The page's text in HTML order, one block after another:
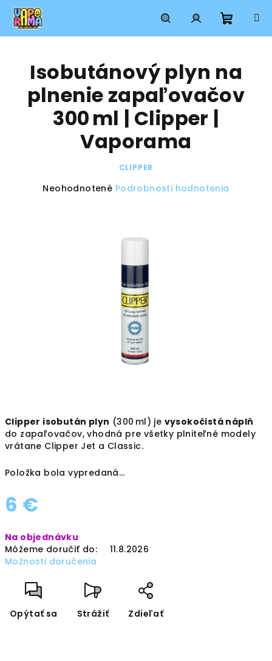
Prejsť
obsah
HľadaťPrihlásenie
košík
Clipper isobután plyn (300 ml) je vysokočistá náplň
do zapaľovačov, vhodná pre všetky plniteľné modely
vrátane Clipper Jet a Classic.
Položka bola vypredaná…
6 €
cena:
Na objednávku
Môžeme doručiť do:
11.8.2026
Možnosti doručenia
Opýtať sa Strážiť Zdieľať
Isobutánový plyn na
plnenie zapaľovačov
300 ml | Clipper |
Vaporama
CLIPPER
Priemerné
Neohodnotené Podrobnosti hodnotenia